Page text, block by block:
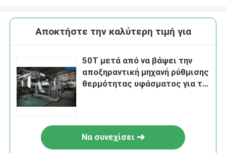
Αποκτήστε την καλύτερη τιμή για
50T μετά από να βάψει την
αποξηραντική μηχανή ρύθμισης
θερμότητας υφάσματος για το
Να συνεχίσει